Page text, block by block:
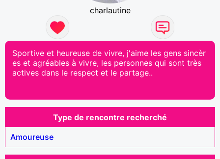
charlautine
Sportive et heureuse de vivre, j'aime les gens sincèr
es et agréables à vivre, les personnes qui sont très
actives dans le respect et le partage..
Type de rencontre recherché
Amoureuse